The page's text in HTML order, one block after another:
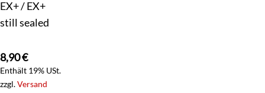
EX+ / EX+
still sealed
8,90€
Enthält 19% USt.
zzgl.Versand